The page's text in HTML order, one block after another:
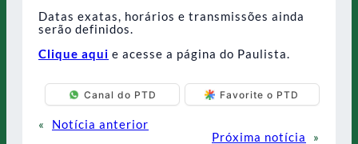
Datas exatas, horários e transmissões ainda
serão definidos.
Clique aqui e acesse a página do Paulista.
Canal do PTD Favorite o PTD
«
Notícia anterior
Próxima notícia
»